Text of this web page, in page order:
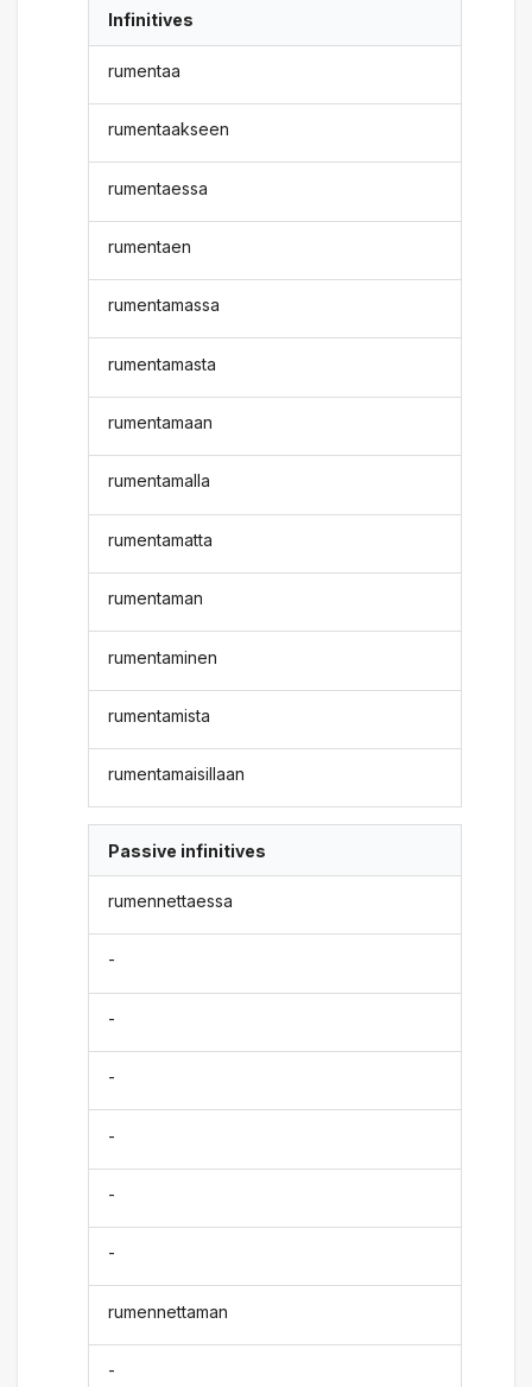
Infinitives
rumentaa
rumentaakseen
rumentaessa
rumentaen
rumentamassa
rumentamasta
rumentamaan
rumentamalla
rumentamatta
rumentaman
rumentaminen
rumentamista
rumentamaisillaan
Passive infinitives
rumennettaessa
-
-
-
-
-
-
rumennettaman
-